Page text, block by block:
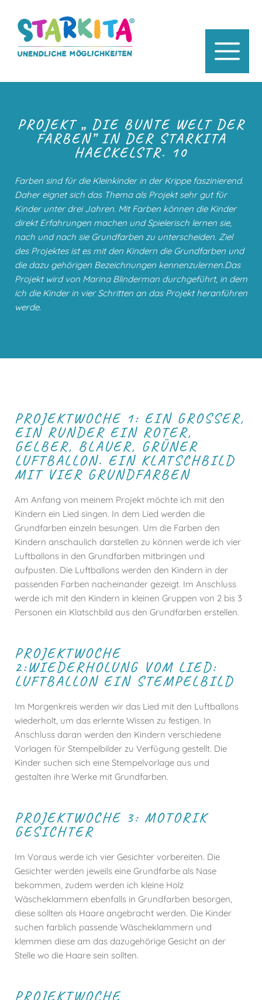
PROJEKT „ DIE BUNTE WELT DER
FARBEN” IN DER STARKITA
HAECKELSTR. 10
Farben sind für die Kleinkinder in der Krippe faszinierend.
Daher eignet sich das Thema als Projekt sehr gut für
Kinder unter drei Jahren. Mit Farben können die Kinder
direkt Erfahrungen machen und Spielerisch lernen sie,
nach und nach sie Grundfarben zu unterscheiden. Ziel
des Projektes ist es mit den Kindern die Grundfarben und
die dazu gehörigen Bezeichnungen kennenzulernen.Das
Projekt wird von Marina Blinderman durchgeführt, in dem
ich die Kinder in vier Schritten an das Projekt heranführen
werde.
PROJEKTWOCHE 1: EIN GROSSER, E
IN RUNDER EIN ROTER, G
ELBER, BLAUER, GRÜNER L
UFTBALLON. EIN KLATSCHBILD M
IT VIER GRUNDFARBEN
Am Anfang von meinem Projekt möchte ich mit den
Kindern ein Lied singen. In dem Lied werden die
Grundfarben einzeln besungen. Um die Farben den
Kindern anschaulich darstellen zu können werde ich vier
Luftballons in den Grundfarben mitbringen und
aufpusten. Die Luftballons werden den Kindern in der
passenden Farben nacheinander gezeigt. Im Anschluss
werde ich mit den Kindern in kleinen Gruppen von 2 bis 3
Personen ein Klatschbild aus den Grundfarben erstellen.
PROJEKTWOCHE
2:WIEDERHOLUNG VOM LIED:
LUFTBALLON EIN STEMPELBILD
Im Morgenkreis werden wir das Lied mit den Luftballons
wiederholt, um das erlernte Wissen zu festigen. In
Anschluss daran werden den Kindern verschiedene
Vorlagen für Stempelbilder zu Verfügung gestellt. Die
Kinder suchen sich eine Stempelvorlage aus und
gestalten ihre Werke mit Grundfarben.
PROJEKTWOCHE 3: MOTORIK
GESICHTER
Im Voraus werde ich vier Gesichter vorbereiten. Die
Gesichter werden jeweils eine Grundfarbe als Nase
bekommen, zudem werden ich kleine Holz
Wäscheklammern ebenfalls in Grundfarben besorgen,
diese sollten als Haare angebracht werden. Die Kinder
suchen farblich passende Wäscheklammern und
klemmen diese am das dazugehörige Gesicht an der
Stelle wo die Haare sein sollten.
PROJEKTWOCHE